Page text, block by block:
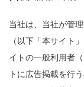
当社は、当社が管
（以下「本サイト
イトの一般利用者
トに広告掲載を行